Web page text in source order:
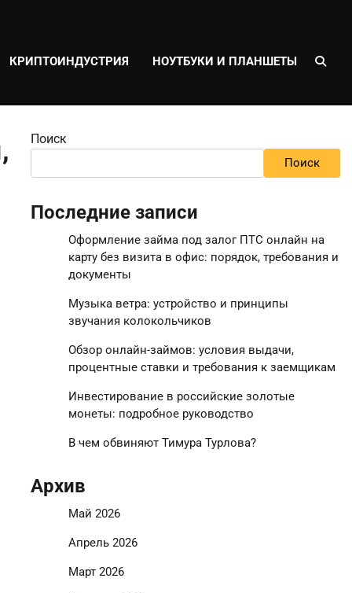
КРИПТОИНДУСТРИЯ НОУТБУКИ И ПЛАНШЕТЫ
Поиск
Поиск
Последние записи
Оформление займа под залог ПТС онлайн на
карту без визита в офис: порядок, требования и
документы
Музыка ветра: устройство и принципы
звучания колокольчиков
Обзор онлайн-займов: условия выдачи,
процентные ставки и требования к заемщикам
Инвестирование в российские золотые
монеты: подробное руководство
В чем обвиняют Тимура Турлова?
Архив
Май 2026
Апрель 2026
Март 2026